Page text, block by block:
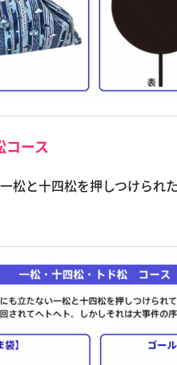
コース
松と十四松を押しつけられ